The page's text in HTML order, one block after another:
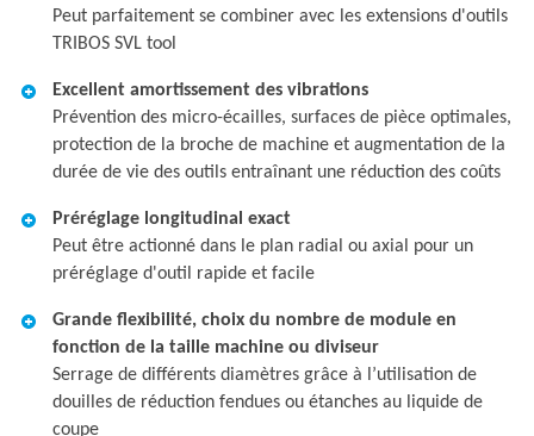
Peut parfaitement se combiner avec les extensions d'outils
TRIBOS SVL tool
Excellent amortissement des vibrations
Prévention des micro-écailles, surfaces de pièce optimales,
protection de la broche de machine et augmentation de la
durée de vie des outils entraînant une réduction des coûts
Préréglage longitudinal exact
Peut être actionné dans le plan radial ou axial pour un
préréglage d'outil rapide et facile
Grande flexibilité, choix du nombre de module en
fonction de la taille machine ou diviseur
Serrage de différents diamètres grâce à l’utilisation de
douilles de réduction fendues ou étanches au liquide de
coupe